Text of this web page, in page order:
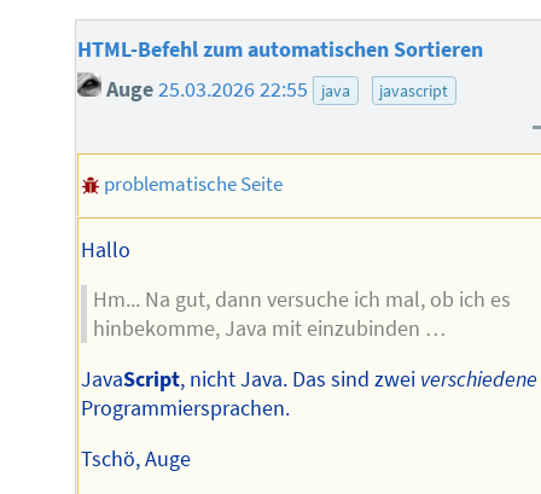
HTML-Befehl zum automatischen Sortieren
Auge25.03.2026 22:55 java javascript
problematische Seite
Hallo
Hm... Na gut, dann versuche ich mal, ob ich es
hinbekomme, Java mit einzubinden …
JavaScript, nicht Java. Das sind zwei verschiedene
Programmiersprachen.
Tschö, Auge